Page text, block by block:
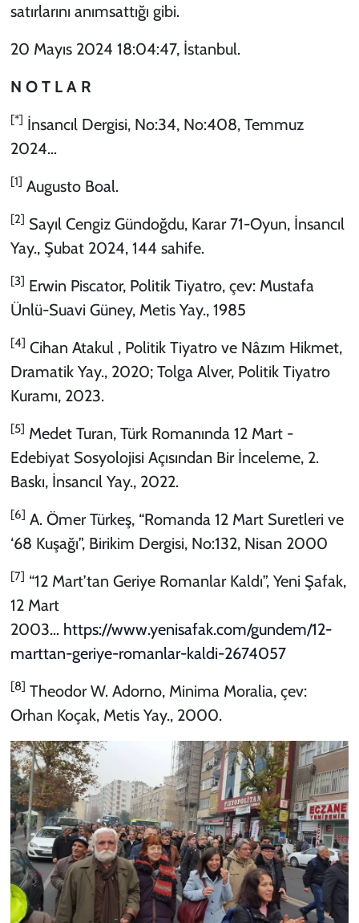
satırlarını anımsattığı gibi.
20 Mayıs 2024 18:04:47, İstanbul.
N O T L A R
[*] İnsancıl Dergisi, No:34, No:408, Temmuz
2024…
[1] Augusto Boal.
[2] Sayıl Cengiz Gündoğdu, Karar 71-Oyun, İnsancıl
Yay., Şubat 2024, 144 sahife.
[3] Erwin Piscator, Politik Tiyatro, çev: Mustafa
Ünlü-Suavi Güney, Metis Yay., 1985
[4] Cihan Atakul , Politik Tiyatro ve Nâzım Hikmet,
Dramatik Yay., 2020; Tolga Alver, Politik Tiyatro
Kuramı, 2023.
[5] Medet Turan, Türk Romanında 12 Mart -
Edebiyat Sosyolojisi Açısından Bir İnceleme, 2.
Baskı, İnsancıl Yay., 2022.
[6] A. Ömer Türkeş, “Romanda 12 Mart Suretleri ve
‘68 Kuşağı”, Birikim Dergisi, No:132, Nisan 2000
[7] “12 Mart’tan Geriye Romanlar Kaldı”, Yeni Şafak,
12 Mart
2003… https://www.yenisafak.com/gundem/12-
marttan-geriye-romanlar-kaldi-2674057
[8] Theodor W. Adorno, Minima Moralia, çev:
Orhan Koçak, Metis Yay., 2000.